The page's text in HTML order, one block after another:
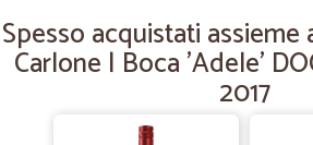
Francesca G.
Spesso acquistati assieme
Carlone | Boca 'Adele'
2017